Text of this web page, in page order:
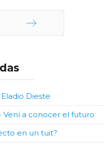
Dieste
Vení a conocer el futuro
en un tuit?